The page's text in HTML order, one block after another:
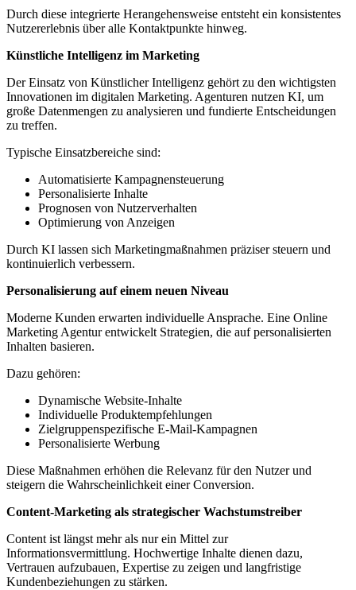
Durch diese integrierte Herangehensweise entsteht ein konsistentes
Nutzererlebnis über alle Kontaktpunkte hinweg.
Künstliche Intelligenz im Marketing
Der Einsatz von Künstlicher Intelligenz gehört zu den wichtigsten
Innovationen im digitalen Marketing. Agenturen nutzen KI, um
große Datenmengen zu analysieren und fundierte Entscheidungen
zu treffen.
Typische Einsatzbereiche sind:
Automatisierte Kampagnensteuerung
Personalisierte Inhalte
Prognosen von Nutzerverhalten
Optimierung von Anzeigen
Durch KI lassen sich Marketingmaßnahmen präziser steuern und
kontinuierlich verbessern.
Personalisierung auf einem neuen Niveau
Moderne Kunden erwarten individuelle Ansprache. Eine Online
Marketing Agentur entwickelt Strategien, die auf personalisierten
Inhalten basieren.
Dazu gehören:
Dynamische Website-Inhalte
Individuelle Produktempfehlungen
Zielgruppenspezifische E-Mail-Kampagnen
Personalisierte Werbung
Diese Maßnahmen erhöhen die Relevanz für den Nutzer und
steigern die Wahrscheinlichkeit einer Conversion.
Content-Marketing als strategischer Wachstumstreiber
Content ist längst mehr als nur ein Mittel zur
Informationsvermittlung. Hochwertige Inhalte dienen dazu,
Vertrauen aufzubauen, Expertise zu zeigen und langfristige
Kundenbeziehungen zu stärken.